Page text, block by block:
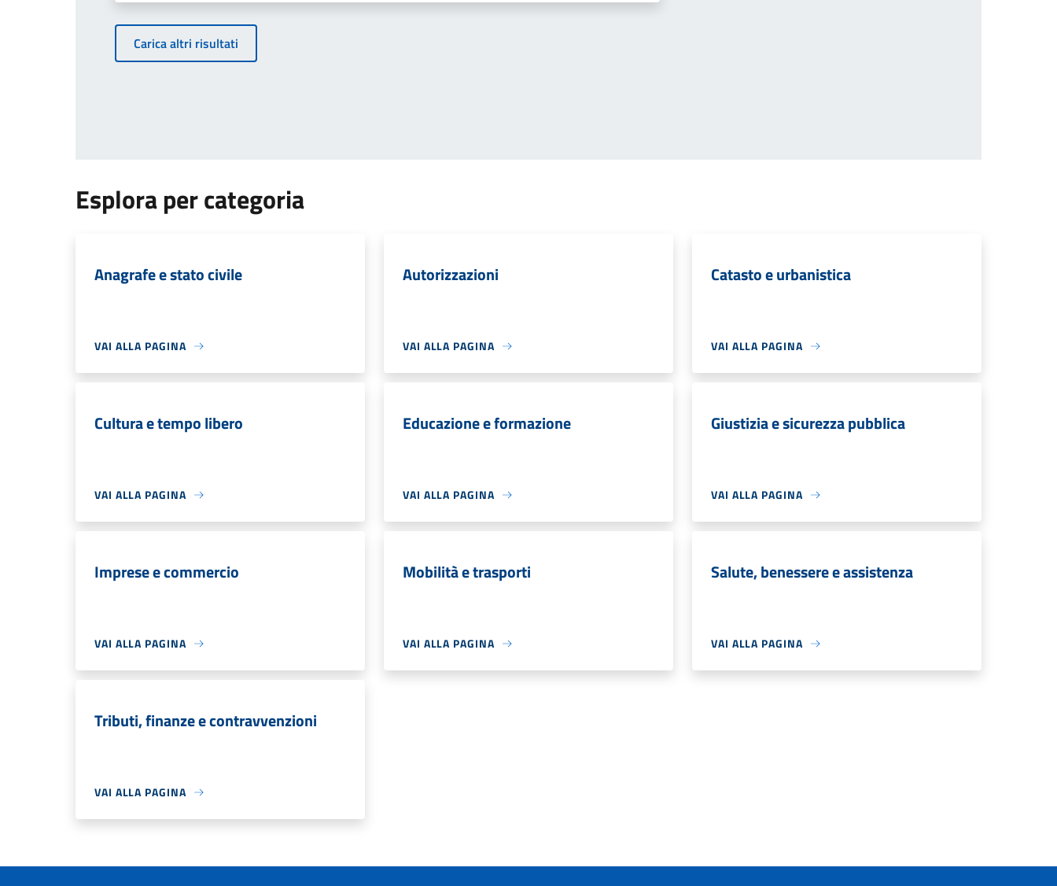
Carica altri risultati
Esplora per categoria
Anagrafe e stato civile
VAI ALLA PAGINA
Autorizzazioni
VAI ALLA PAGINA
Catasto e urbanistica
VAI ALLA PAGINA
Cultura e tempo libero
VAI ALLA PAGINA
Educazione e formazione
VAI ALLA PAGINA
Giustizia e sicurezza pubblica
VAI ALLA PAGINA
Imprese e commercio
VAI ALLA PAGINA
Mobilità e trasporti
VAI ALLA PAGINA
Salute, benessere e assistenza
VAI ALLA PAGINA
Tributi, finanze e contravvenzioni
VAI ALLA PAGINA